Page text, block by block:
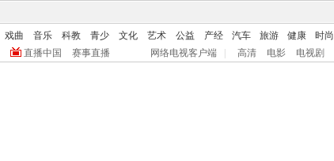
戏曲 音乐 科教 青少 文化 艺术 公益 产经 汽车 旅游 健康 时尚
直播中国 赛事直播 网络电视客户端 高清 电影 电视剧